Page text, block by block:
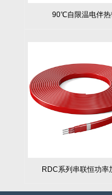
90℃自限温电伴热
RDC系列串联恒功率